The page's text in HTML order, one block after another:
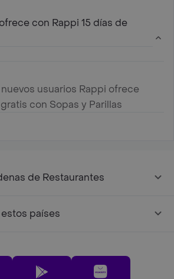
con Rappi 15 días de
usuarios Rappi ofrece
con Sopas y Parillas
de Restaurantes
países